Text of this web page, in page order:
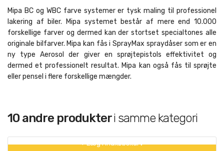
Mipa BC og WBC farve systemer er tysk maling til professionel
lakering af biler. Mipa systemet består af mere end 10.000
forskellige farver og dermed kan der stortset specialtones alle
originale bilfarver. Mipa kan fås i SprayMax spraydåser som er en
ny type Aerosol der giver en sprøjtepistols effektivitet og
dermed et professionelt resultat. Mipa kan også fås til sprøjte
eller pensel i flere forskellige mængder.
10 andre produkteri samme kategori
+ Læg I Indkøbskurv